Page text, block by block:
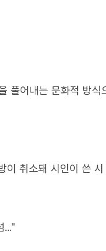
풀어내는 문화적 방식
취소돼 시인이 쓴
..."